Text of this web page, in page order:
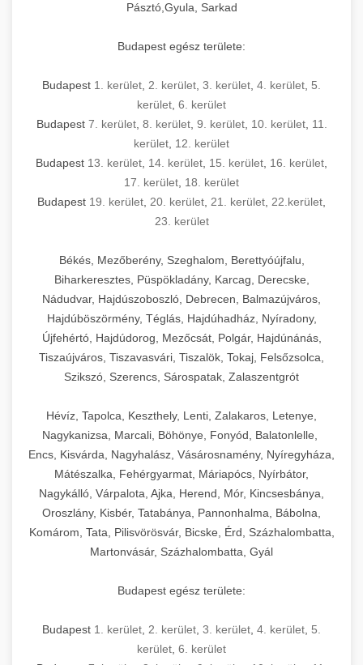
Pásztó,Gyula, Sarkad
Budapest egész területe:
Budapest 1. kerület 2. kerület 3. kerület 4. kerület 5.
kerület 6. kerület
Budapest 7. kerület, 8. kerület, 9. kerület, 10. kerület, 11.
kerület 12. kerület
Budapest 13. kerület 14. kerület 15. kerület 16. kerület
17. kerület 18. kerület
Budapest 19. kerület 20. kerület 21. kerület 22.kerület
23. kerület
Békés, Mezőberény, Szeghalom, Berettyóújfalu,
Biharkeresztes, Püspökladány, Karcag, Derecske,
Nádudvar, Hajdúszoboszló, Debrecen, Balmazújváros,
Hajdúböszörmény, Téglás, Hajdúhadház, Nyíradony,
Újfehértó, Hajdúdorog, Mezőcsát, Polgár, Hajdúnánás,
Tiszaújváros, Tiszavasvári, Tiszalök, Tokaj, Felsőzsolca,
Szikszó, Szerencs, Sárospatak, Zalaszentgrót
Hévíz, Tapolca, Keszthely, Lenti, Zalakaros, Letenye,
Nagykanizsa, Marcali, Böhönye, Fonyód, Balatonlelle,
Encs, Kisvárda, Nagyhalász, Vásárosnamény, Nyíregyháza,
Mátészalka, Fehérgyarmat, Máriapócs, Nyírbátor,
Nagykálló, Várpalota, Ajka, Herend, Mór, Kincsesbánya,
Oroszlány, Kisbér, Tatabánya, Pannonhalma, Bábolna,
Komárom, Tata, Pilisvörösvár, Bicske, Érd, Százhalombatta,
Martonvásár, Százhalombatta, Gyál
Budapest egész területe:
Budapest 1. kerület 2. kerület 3. kerület 4. kerület 5.
kerület 6. kerület